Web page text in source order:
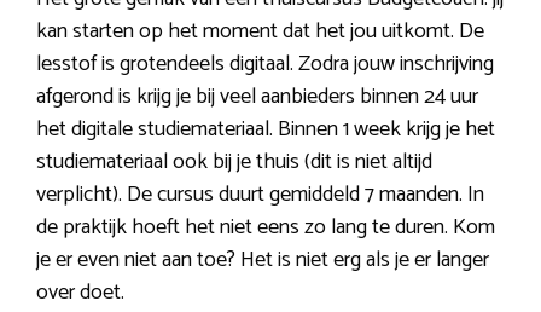
kan starten op het moment dat het jou uitkomt. De
lesstof is grotendeels digitaal. Zodra jouw inschrijving
afgerond is krijg je bij veel aanbieders binnen 24 uur
het digitale studiemateriaal. Binnen 1 week krijg je het
studiemateriaal ook bij je thuis (dit is niet altijd
verplicht). De cursus duurt gemiddeld 7 maanden. In
de praktijk hoeft het niet eens zo lang te duren. Kom
je er even niet aan toe? Het is niet erg als je er langer
over doet.